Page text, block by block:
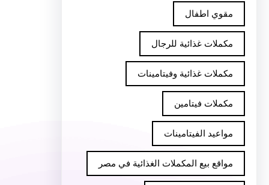
مقوي اطفال
مكملات غذائية للرجال
مكملات غذائية وفيتامينات
مكملات فيتامين
مواعيد الفيتامينات
مواقع بيع المكملات الغذائية في مصر